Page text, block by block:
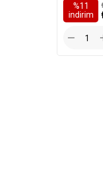
%11
i̇ndirim